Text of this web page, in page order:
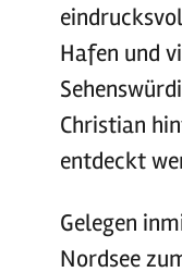
Hafen und
Christian
entdeckt
Gelegen
Nordsee